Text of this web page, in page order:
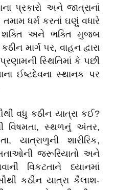
પ્રકારો અને જાત્રાનાં
ધર્મ કરતાં ઘણું વધારે
શક્તિ અને ભક્તિ મુજબ
માર્ગ પર, વાહન દ્વારા
સ્થિતિમાં કે પછી
ઈષ્ટદેવના સ્થાનક પર
વધુ કઠીન યાત્રા કઈ?
વિષમતા, સ્થળનું અંતર,
યાત્રાળુની શારીરિક,
જરૂરિયાતો અને
વિકટતાને ધ્યાનમાં
કઠીન યાત્રા કૈલાશ-